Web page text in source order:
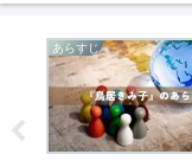
あらすじ